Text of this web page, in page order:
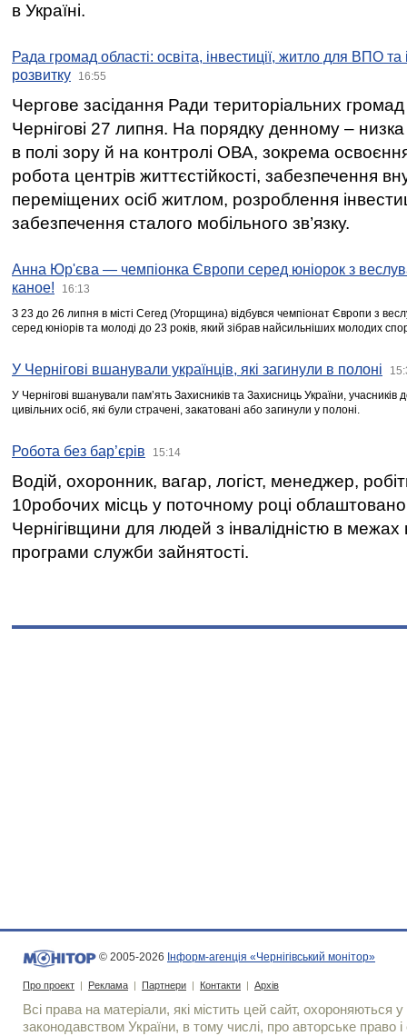
в Україні.
Рада громад області: освіта, інвестиції, житло для ВПО
розвитку
16:55
Чергове засідання Ради територіальних громад
Чернігові 27 липня. На порядку денному –
в полі зору й на контролі ОВА, зокрема освоєння
робота центрів життєстійкості, забезпечення
переміщених осіб житлом, розроблення
забезпечення сталого мобільного зв’язку.
Анна Юр'єва — чемпіонка Європи серед юніорок з
каное!
16:13
З 23 до 26 липня в місті Сегед (Угорщина) відбувся чемпіонат Європи з
серед юніорів та молоді до 23 років, який зібрав найсильніших молодих
У Чернігові вшанували українців, які загинули в полоні
У Чернігові вшанували пам’ять Захисників та Захисниць України,
цивільних осіб, які були страчені, закатовані або загинули у полоні.
Робота без бар’єрів 15:14
Водій, охоронник, вагар, логіст, менеджер,
10робочих місць у поточному році
Чернігівщини для людей з інвалідністю в межах
програми служби зайнятості.
© 2005-2026 Інформ-агенція «Чернігівський монітор»
Про проект | Реклама | Партнери | Контакти | Архів
Всі права на матеріали, які містить цей сайт, охороняються у
законодавством України, в тому числі, про авторське право і